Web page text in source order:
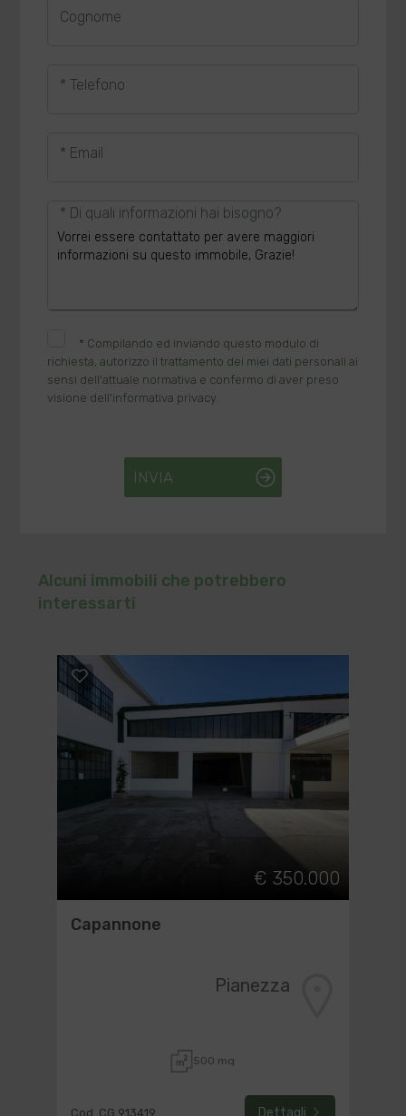
Cognome
* Telefono
* Email
* Di quali informazioni hai bisogno?
* Compilando ed inviando questo modulo di
richiesta, autorizzo il trattamento dei miei dati personali ai
sensi dell'attuale normativa e confermo di aver preso
visione dell'informativa privacy.
INVIA
Alcuni immobili che potrebbero
interessarti
€ 350.000
Capannone
Pianezza
500 mq
Cod. CG 913419 Dettagli